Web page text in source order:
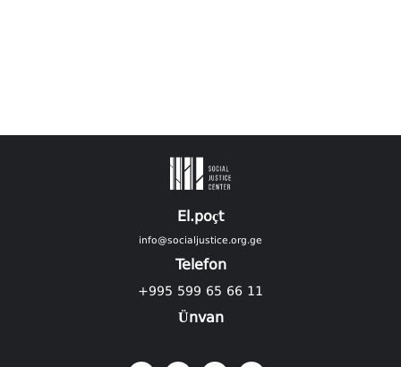
El.poçt
info@socialjustice.org.ge
Telefon
+995 599 65 66 11
Ünvan